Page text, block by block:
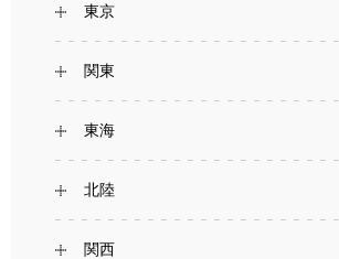
東京
関東
東海
北陸
関西